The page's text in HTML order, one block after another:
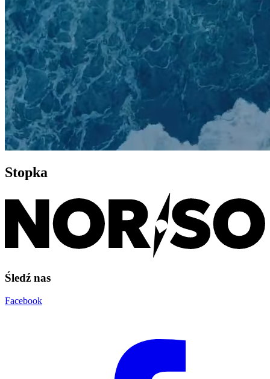
Stopka
Śledź nas
Facebook